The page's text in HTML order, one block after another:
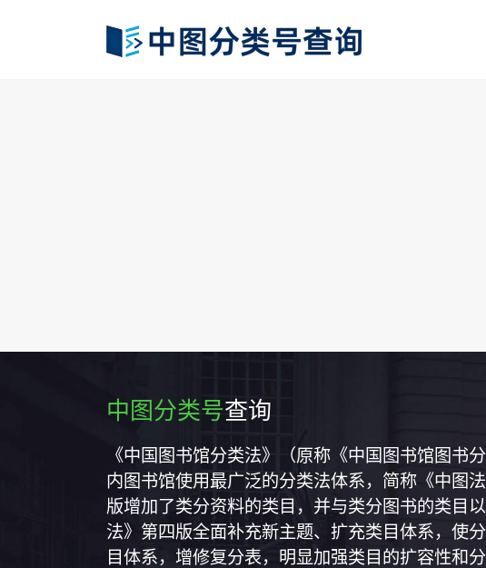
中图分类号查询
《中国图书馆分类法》（原称《中国图书馆图书
内图书馆使用最广泛的分类法体系，简称《中图
版增加了类分资料的类目，并与类分图书的类目
法》第四版全面补充新主题、扩充类目体系，使
目体系，增修复分表，明显加强类目的扩容性和分